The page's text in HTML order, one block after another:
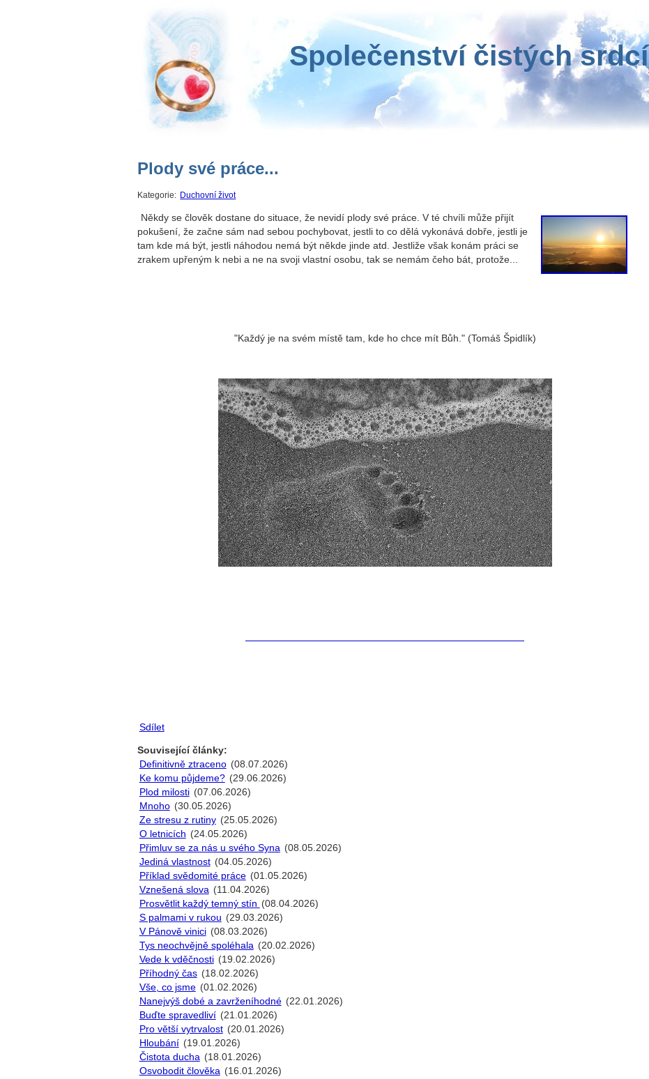
Společenství čistých srdcí
Plody své práce...
Kategorie: Duchovní život
Někdy se člověk dostane do situace, že nevidí plody své práce. V té chvíli může přijít
pokušení, že začne sám nad sebou pochybovat, jestli to co dělá vykonává dobře, jestli je
tam kde má být, jestli náhodou nemá být někde jinde atd. Jestliže však konám práci se
zrakem upřeným k nebi a ne na svoji vlastní osobu, tak se nemám čeho bát, protože...
"Každý je na svém místě tam, kde ho chce mít Bůh." (Tomáš Špidlík)
Sdílet
Související články:
Definitivně ztraceno (08.07.2026)
Ke komu půjdeme? (29.06.2026)
Plod milosti (07.06.2026)
Mnoho (30.05.2026)
Ze stresu z rutiny (25.05.2026)
O letnicích (24.05.2026)
Přimluv se za nás u svého Syna (08.05.2026)
Jediná vlastnost (04.05.2026)
Příklad svědomité práce (01.05.2026)
Vznešená slova (11.04.2026)
Prosvětlit každý temný stín (08.04.2026)
S palmami v rukou (29.03.2026)
V Pánově vinici (08.03.2026)
Tys neochvějně spoléhala (20.02.2026)
Vede k vděčnosti (19.02.2026)
Příhodný čas (18.02.2026)
Vše, co jsme (01.02.2026)
Nanejvýš dobé a zavrženíhodné (22.01.2026)
Buďte spravedliví (21.01.2026)
Pro větší vytrvalost (20.01.2026)
Hloubání (19.01.2026)
Čistota ducha (18.01.2026)
Osvobodit člověka (16.01.2026)